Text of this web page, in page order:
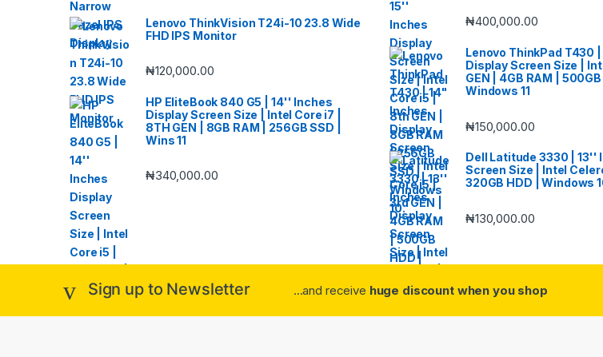
Lenovo ThinkVision T24i-10 23.8 Wide
FHD IPS Monitor
₦120,000.00
HP EliteBook 840 G5 | 14'' Inches
Display Screen Size | Intel Core i7 |
8TH GEN | 8GB RAM | 256GB SSD |
Wins 11
₦340,000.00
₦400,000.00
Lenovo ThinkPad T430
Display Screen Size |
GEN | 4GB RAM | 500GB
Windows 11
₦150,000.00
Dell Latitude 3330 | 13''
Screen Size | Intel
320GB HDD | Windows
₦130,000.00
Sign up to Newsletter ...and receive huge discount when you shop